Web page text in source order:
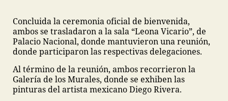
Concluida la ceremonia oficial de bienvenida,
ambos se trasladaron a la sala “Leona Vicario”, de
Palacio Nacional, donde mantuvieron una reunión,
donde participaron las respectivas delegaciones.
Al término de la reunión, ambos recorrieron la
Galería de los Murales, donde se exhiben las
pinturas del artista mexicano Diego Rivera.